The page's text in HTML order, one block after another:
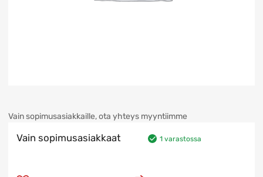
Vain sopimusasiakkaille, ota yhteys myyntiimme
Vain sopimusasiakkaat 1 varastossa